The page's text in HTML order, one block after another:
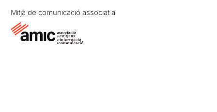
Mitjà de comunicació associat a